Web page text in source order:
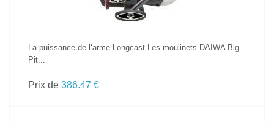
La puissance de l‘arme Longcast.Les moulinets DAIWA Big
Pit...
Prix de 386.47 €